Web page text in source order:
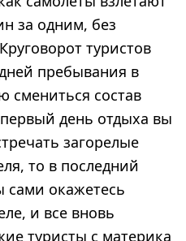
за одним, без
туристов
пребывания в
смениться состав
день отдыха вы
загорелые
то в последний
сами окажетесь
и все вновь
туристы с материка